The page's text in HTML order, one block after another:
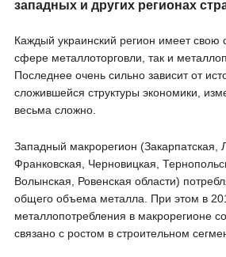
западных и других регионах
Каждый украинский регион имеет свою
сфере металлоторговли, так и
Последнее очень сильно зависит от
сложившейся структуры экономики,
весьма сложно.
Западный макрорегион (Закарпатская,
Франковская, Черновицкая,
Волынская, Ровенская области)
общего объема металла. При этом в
металлопотребления в макрорегионе
связано с ростом в строительном